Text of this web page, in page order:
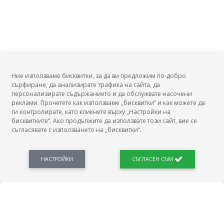
БГ Заплати
Новини, законови нормативи, кариерно ориентиране. Списък на всички
професии и трудови характеристики. Минимален облагаем доход. Калкулатор
Ние използваме бисквитки, за да ви предложим по-добро
сърфиране, да анализирате трафика на сайта, да
персонализирате съдържанието и да обслужвате насочени
реклами. Прочетете как използваме „бисквитки“ и как можете да
ги контролирате, като кликнете върху „Настройки на
бисквитките“. Ако продължите да използвате този сайт, вие се
съгласявате с използването на „бисквитки“.
НАСТРОЙКИ СЪГЛАСЕН СЪМ